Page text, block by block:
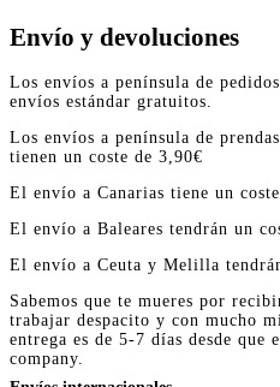
Envío y devoluciones
Los envíos a península de
envíos estándar gratuitos.
Los envíos a península de
tienen un coste de 3,90€
El envío a Canarias tiene un
El envío a Baleares tendrán un
El envío a Ceuta y Melilla
Sabemos que te mueres por
trabajar despacito y con mucho
entrega es de 5-7 días desde que
company.